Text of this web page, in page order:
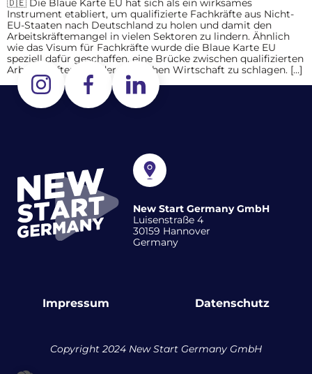
Instrument etabliert, um qualifizierte Fachkräfte aus Nicht-
EU-Staaten nach Deutschland zu holen und damit den
Arbeitskräftemangel in vielen Sektoren zu lindern. Ähnlich
wie das Visum für Fachkräfte wurde die Blaue Karte EU
speziell dafür geschaffen, eine Brücke zwischen qualifizierten
Arbeitskräften und der deutschen Wirtschaft zu schlagen. […]
New Start Germany GmbH
Luisenstraße 4
30159 Hannover
Germany
Impressum Datenschutz
Copyright 2024 New Start Germany GmbH